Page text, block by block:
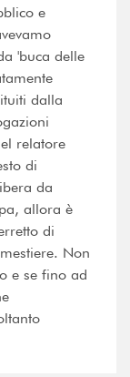
e
'buca delle
dalla
relatore
di
da
allora è
di
Non
e se fino ad